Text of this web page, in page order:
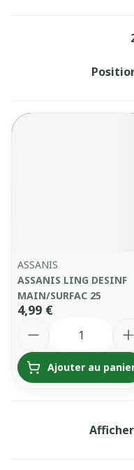
Trier
ASSANIS
ASSANIS LING DESINF
MAIN/SURFAC 25
4,99 €
Ajouter au
Afficher